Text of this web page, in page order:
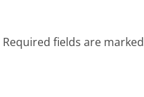
Required fields are marked